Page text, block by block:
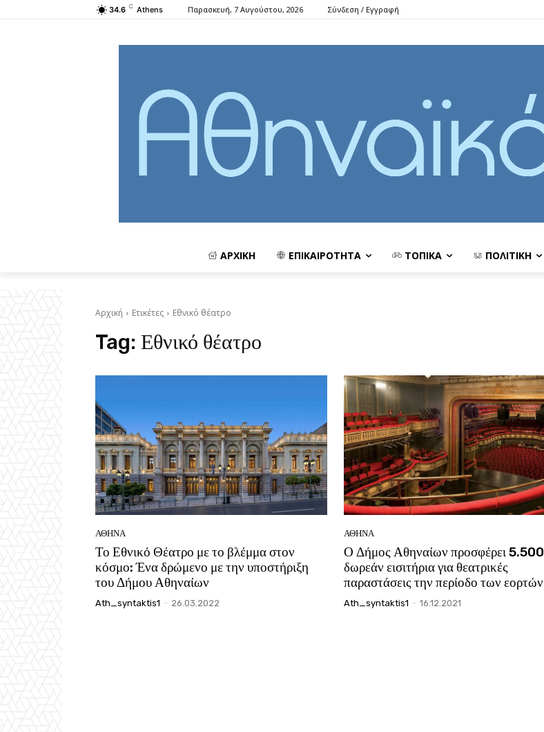
34.6 C Athens Παρασκευή, 7 Αυγούστου, 2026 Σύνδεση / Εγγραφή
ΑΡΧΙΚΗ ΕΠΙΚΑΙΡΟΤΗΤΑ ΤΟΠΙΚΑ ΠΟΛΙΤΙΚΗ
Αρχική Ετικέτες Εθνικό θέατρο
Tag: Εθνικό θέατρο
ΑΘΗΝΑ
Το Εθνικό Θέατρο με το βλέμμα στον
κόσμο: Ένα δρώμενο με την υποστήριξη
του Δήμου Αθηναίων
Ath_syntaktis1 - 26.03.2022
ΑΘΗΝΑ
Ο Δήμος Αθηναίων προσφέρει 5.500
δωρεάν εισιτήρια για θεατρικές
παραστάσεις την περίοδο των εορτών
Ath_syntaktis1 - 16.12.2021